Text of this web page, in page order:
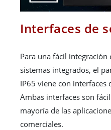
Interfaces de
Para una fácil integración
sistemas integrados, el
IP65 viene con interfaces
Ambas interfaces son
mayoría de las
comerciales.